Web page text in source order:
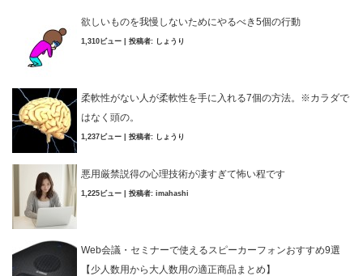
欲しいものを我慢しないためにやるべき5個の行動
1,310ビュー 投稿者: しょうり
柔軟性がない人が柔軟性を手に入れる7個の方法。※カラダで
はなく頭の。
1,237ビュー 投稿者: しょうり
悪用厳禁説得の心理技術が凄すぎて怖い程です
1,225ビュー 投稿者: imahashi
Web会議・セミナーで使えるスピーカーフォンおすすめ9選
【少人数用から大人数用の適正商品まとめ】